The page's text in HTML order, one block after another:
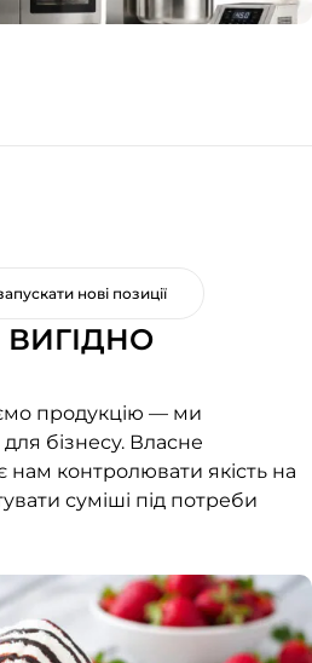
нові позиції
продукцію — ми
бізнесу. Власне
контролювати якість на
суміші під потреби